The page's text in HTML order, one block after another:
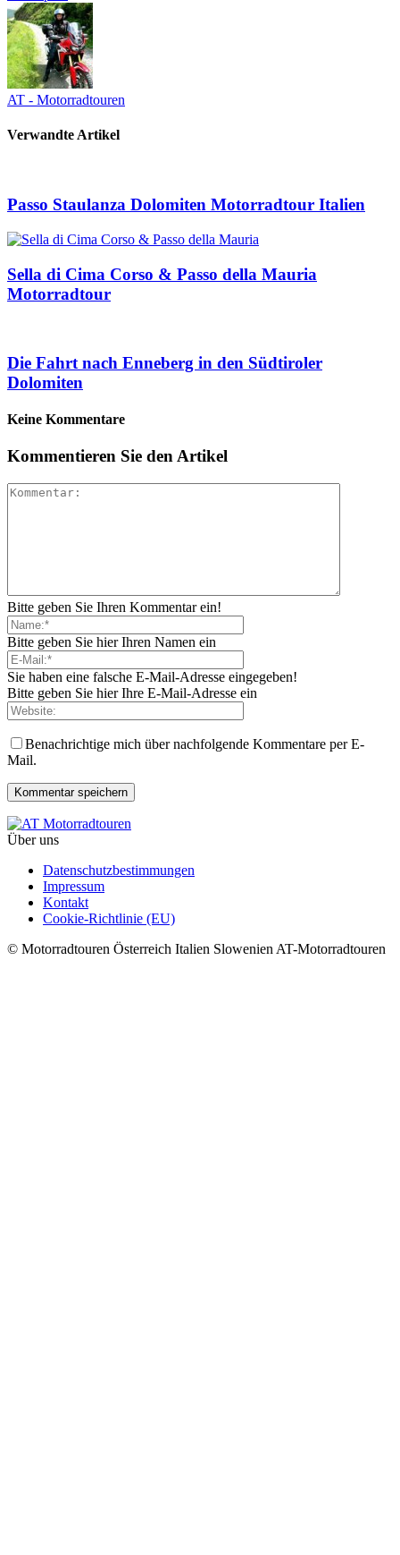
AT - Motorradtouren
Verwandte Artikel
Passo Staulanza Dolomiten Motorradtour Italien
Sella di Cima Corso & Passo della Mauria
Motorradtour
Die Fahrt nach Enneberg in den Südtiroler
Dolomiten
Keine Kommentare
Kommentieren Sie den Artikel
Bitte geben Sie Ihren Kommentar ein!
Bitte geben Sie hier Ihren Namen ein
Sie haben eine falsche E-Mail-Adresse eingegeben!
Bitte geben Sie hier Ihre E-Mail-Adresse ein
Benachrichtige mich über nachfolgende Kommentare per E-
Mail.
Über uns
Datenschutzbestimmungen
Impressum
Kontakt
Cookie-Richtlinie (EU)
© Motorradtouren Österreich Italien Slowenien AT-Motorradtouren